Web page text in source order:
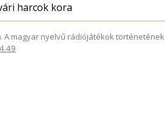
harcok kora
A magyar nyelvű rádiójátékok történetének